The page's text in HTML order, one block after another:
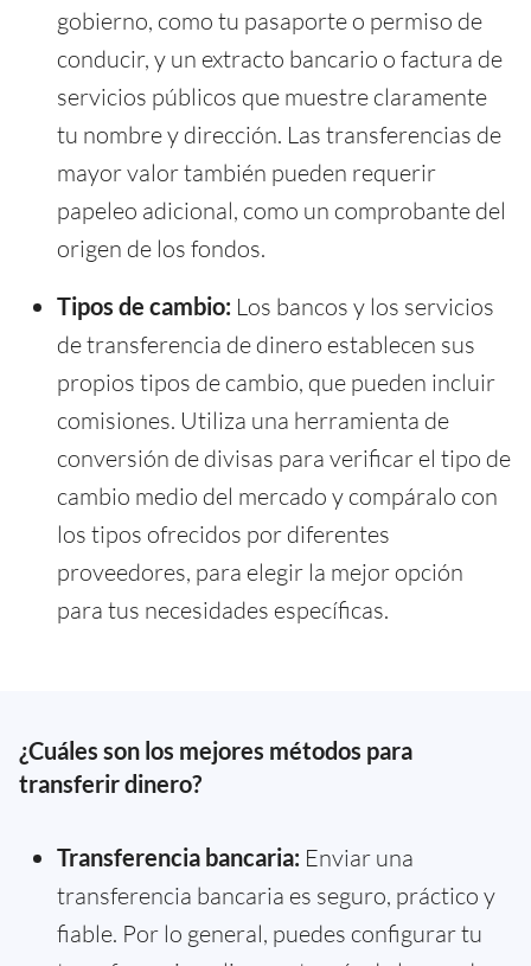
gobierno, como tu pasaporte o permiso de
conducir, y un extracto bancario o factura de
servicios públicos que muestre claramente
tu nombre y dirección. Las transferencias de
mayor valor también pueden requerir
papeleo adicional, como un comprobante del
origen de los fondos.
Tipos de cambio: Los bancos y los servicios
de transferencia de dinero establecen sus
propios tipos de cambio, que pueden incluir
comisiones. Utiliza una herramienta de
conversión de divisas para verificar el tipo de
cambio medio del mercado y compáralo con
los tipos ofrecidos por diferentes
proveedores, para elegir la mejor opción
para tus necesidades específicas.
¿Cuáles son los mejores métodos para
transferir dinero?
Transferencia bancaria: Enviar una
transferencia bancaria es seguro, práctico y
fiable. Por lo general, puedes configurar tu